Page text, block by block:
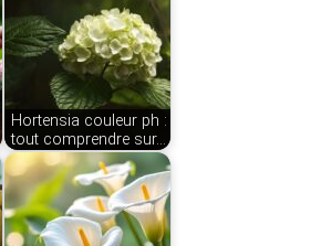
Hortensia couleur ph :
tout comprendre sur…